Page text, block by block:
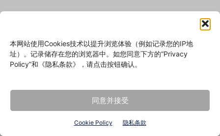
本网站使用Cookies技术以提升浏览体验（例如记录您的IP地
址）。记录储存在您的浏览器中。如您同意下方的“Privacy
Policy”和《隐私条款》，请点击按钮确认。
同意并接受
Cookie Policy 隐私条款